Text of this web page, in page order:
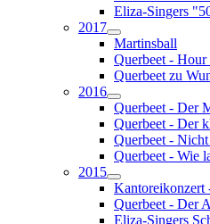
Eliza-Singers
2017
Martinsball
Querbeet -
Querbeet zu
2016
Querbeet - Der
Querbeet - Der
Querbeet -
Querbeet - Wie
2015
Kantoreikonzert
Querbeet - Der
Eliza-Singers